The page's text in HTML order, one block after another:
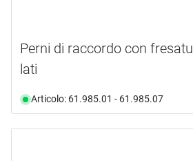
Perni di raccordo con
lati
Articolo: 61.985.01 - 61.985.07